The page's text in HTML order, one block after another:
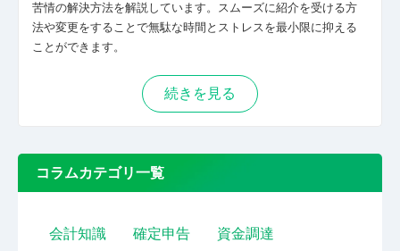
苦情の解決方法を解説しています。スムーズに紹介を受ける方
法や変更をすることで無駄な時間とストレスを最小限に抑える
ことができます。
続きを見る
コラムカテゴリ一覧
会計知識 確定申告 資金調達